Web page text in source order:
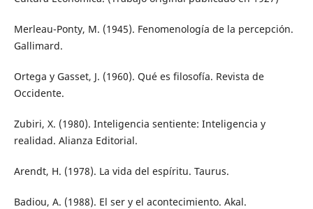
Merleau-Ponty, M. (1945). Fenomenología de la percepción.
Gallimard.
Ortega y Gasset, J. (1960). Qué es filosofía. Revista de
Occidente.
Zubiri, X. (1980). Inteligencia sentiente: Inteligencia y
realidad. Alianza Editorial.
Arendt, H. (1978). La vida del espíritu. Taurus.
Badiou, A. (1988). El ser y el acontecimiento. Akal.